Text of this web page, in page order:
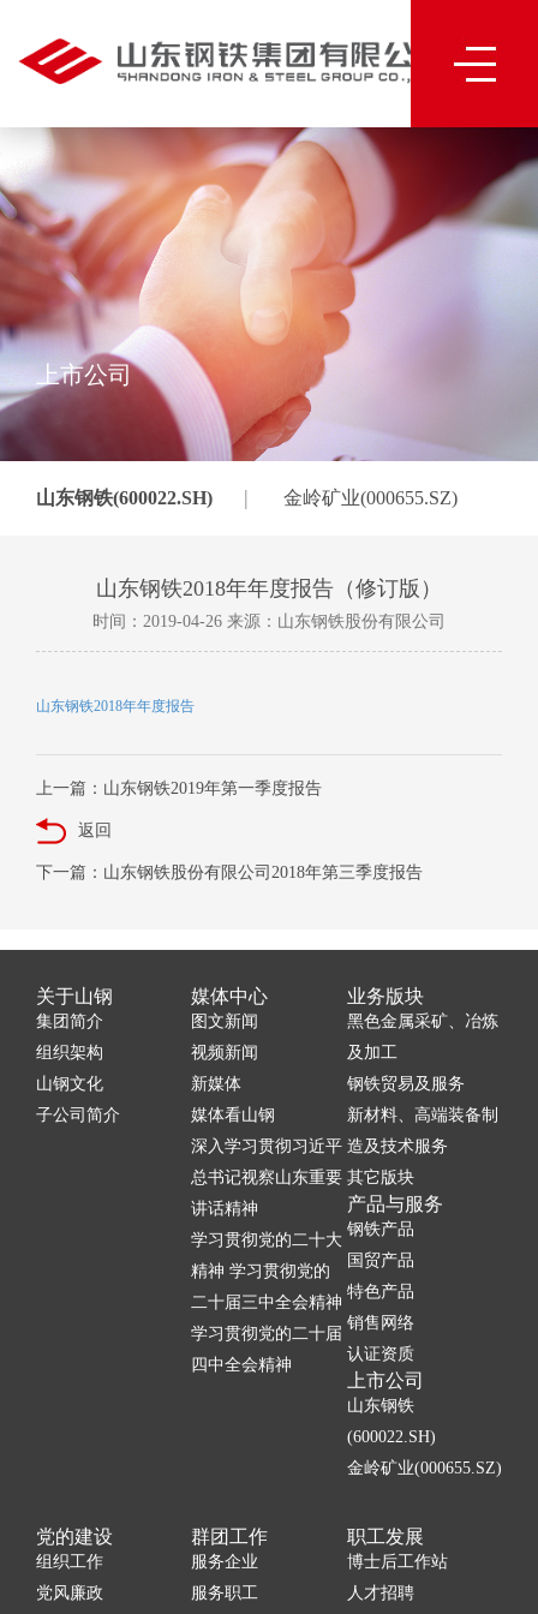
上市公司
山东钢铁(600022.SH) | 金岭矿业(000655.SZ)
山东钢铁2018年年度报告（修订版）
时间：2019-04-26 来源：山东钢铁股份有限公司
山东钢铁2018年年度报告
上一篇：山东钢铁2019年第一季度报告
返回
下一篇：山东钢铁股份有限公司2018年第三季度报告
关于山钢
集团简介
组织架构
山钢文化
子公司简介
媒体中心
图文新闻
视频新闻
新媒体
媒体看山钢
深入学习贯彻习近平
总书记视察山东重要
讲话精神
学习贯彻党的二十大
精神 学习贯彻党的
二十届三中全会精神
学习贯彻党的二十届
四中全会精神
业务版块
黑色金属采矿、冶炼
及加工
钢铁贸易及服务
新材料、高端装备制
造及技术服务
其它版块
产品与服务
钢铁产品
国贸产品
特色产品
销售网络
认证资质
上市公司
山东钢铁
(600022.SH)
金岭矿业(000655.SZ)
党的建设
组织工作
党风廉政
群团工作
服务企业
服务职工
职工发展
博士后工作站
人才招聘